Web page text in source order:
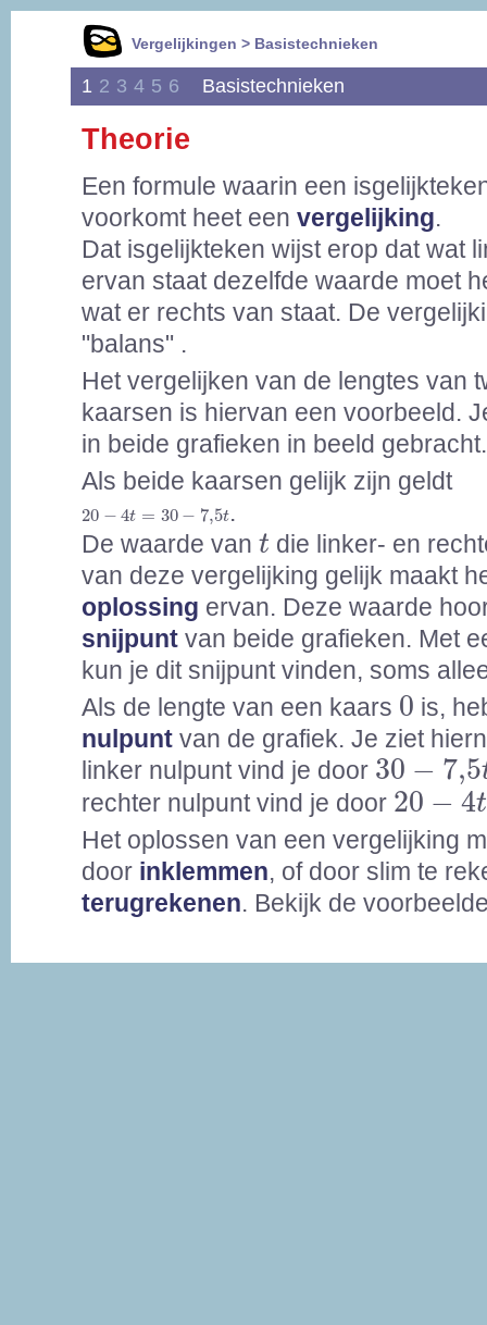
Vergelijkingen > Basistechnieken
1 2 3 4 5 6 Basistechnieken
Theorie
Een formule waarin een
voorkomt heet een vergelijking.
Dat isgelijkteken wijst erop dat wat
ervan staat dezelfde waarde moet
wat er rechts van staat. De
"balans" .
Het vergelijken van de lengtes van
kaarsen is hiervan een voorbeeld.
in beide grafieken in beeld gebracht.
Als beide kaarsen gelijk zijn geldt
20 − 4t = 30 − 7,5t
20 =30 7,5
.
De waarde van t
t die linker- en
van deze vergelijking gelijk maakt
oplossing ervan. Deze waarde
snijpunt van beide grafieken. Met
kun je dit snijpunt vinden, soms
Als de lengte van een kaars 0
0 is,
nulpunt van de grafiek. Je ziet
linker nulpunt vind je door 30 − 7,5
30-7,5t
rechter nulpunt vind je door 20 − 4t
20 4 t=
Het oplossen van een vergelijking
door inklemmen, of door slim te
terugrekenen. Bekijk de